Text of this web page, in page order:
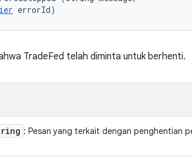
errorId)
TradeFed telah diminta untuk berhenti.
: Pesan yang terkait dengan penghentian